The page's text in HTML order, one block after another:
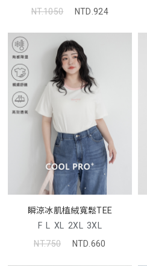
NT.1050
NTD.924
瞬涼冰肌植絨寬鬆TEE
F L XL 2XL 3XL
NT.750
NTD.660